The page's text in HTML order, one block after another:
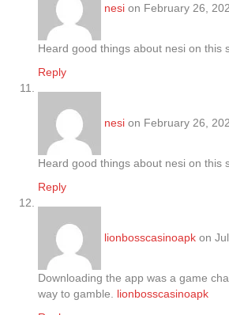
nesi on February 26,
Heard good things about nesi on this
Reply
nesi on February 26,
Heard good things about nesi on this
Reply
lionbosscasinoapk on
Downloading the app was a game
way to gamble. lionbosscasinoapk